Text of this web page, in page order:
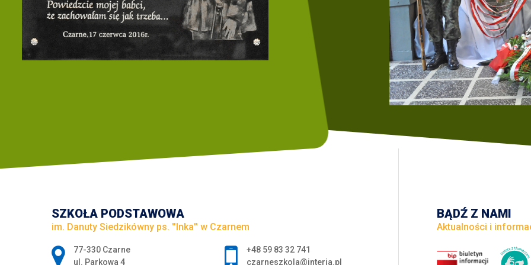
SZKOŁA PODSTAWOWA
im. Danuty Siedzikówny ps. ''Inka'' w Czarnem
Adres pocztowy:
77-330 Czarne
ul. Parkowa 4
+48 59 83 32 741
czarneszkola@interia.pl
BĄDŹ Z NAMI
Aktualności i